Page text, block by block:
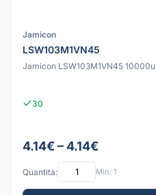
Jamicon
LSW103M1VN45
Jamicon LSW103M1VN45
30
4.14€ – 4.14€
Quantità: Min: 1